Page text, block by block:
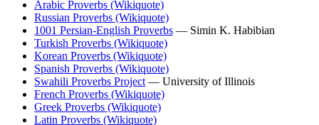
Arabic Proverbs (Wikiquote)
Russian Proverbs (Wikiquote)
1001 Persian-English Proverbs — Simin K. Habibian
Turkish Proverbs (Wikiquote)
Korean Proverbs (Wikiquote)
Spanish Proverbs (Wikiquote)
Swahili Proverbs Project — University of Illinois
French Proverbs (Wikiquote)
Greek Proverbs (Wikiquote)
Latin Proverbs (Wikiquote)